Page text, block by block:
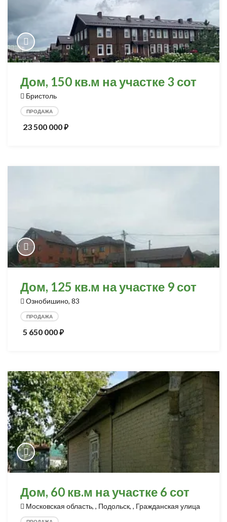
Дом, 150 кв.м на участке 3 сот
Бристоль
ПРОДАЖА
23 500 000⃏
Дом, 125 кв.м на участке 9 сот
Ознобишино, 83
ПРОДАЖА
5 650 000⃏
Дом, 60 кв.м на участке 6 сот
Московская область, , Подольск, , Гражданская улица